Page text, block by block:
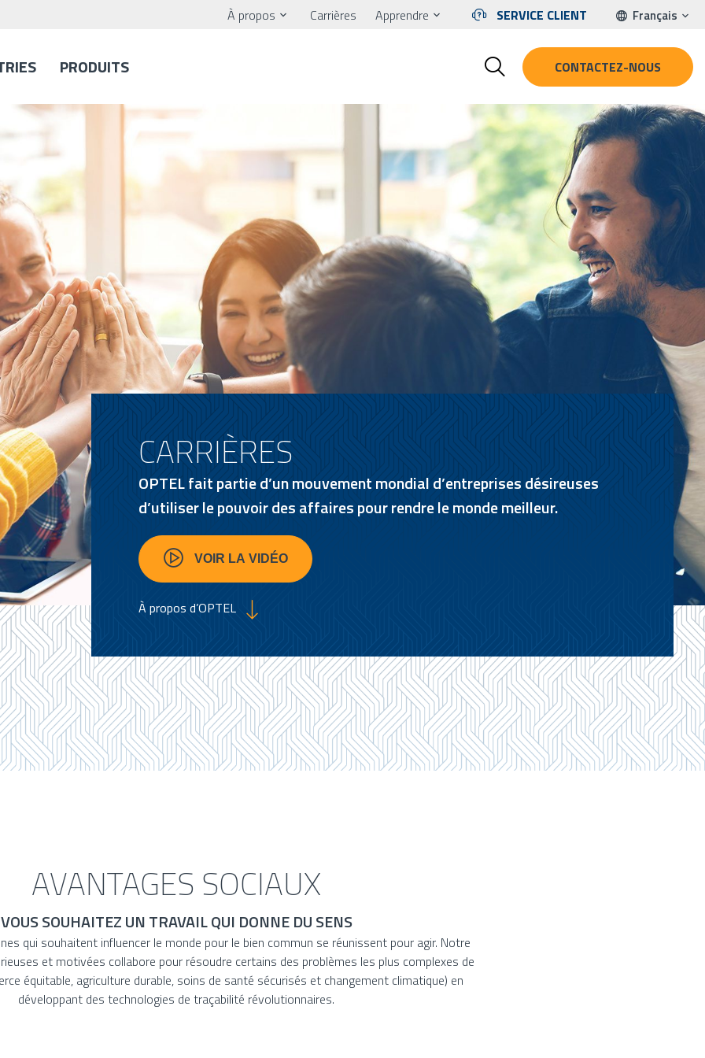
À propos Carrières Apprendre SERVICE CLIENT Français
PRODUITS CONTACTEZ-NOUS
CARRIÈRES
OPTEL fait partie d’un mouvement mondial d’entreprises désireuses
d’utiliser le pouvoir des affaires pour rendre le monde meilleur.
VOIR LA VIDÉO
À propos d’OPTEL
AVANTAGES SOCIAUX
VOUS SOUHAITEZ UN TRAVAIL QUI DONNE DU SENS
qui souhaitent influencer le monde pour le bien commun se réunissent pour agir. Notre
et motivées collabore pour résoudre certains des problèmes les plus complexes de
équitable, agriculture durable, soins de santé sécurisés et changement climatique) en
développant des technologies de traçabilité révolutionnaires.